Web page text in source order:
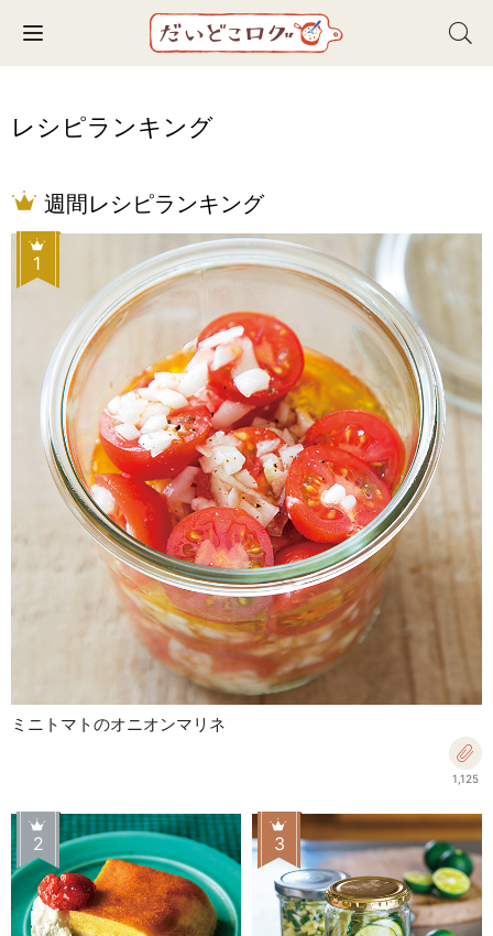
Toggle navigation
レシピランキング
週間レシピランキング
1
ミニトマトのオニオンマリネ
1,125
2 3